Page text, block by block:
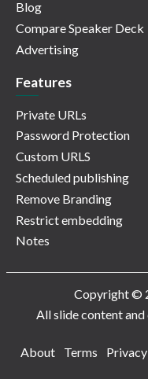
Blog
Compare Speaker Deck
Advertising
Features
Private URLs
Password Protection
Custom URLS
Scheduled publishing
Remove Branding
Restrict embedding
Notes
Copyright ©
All slide content
About
Terms Privacy